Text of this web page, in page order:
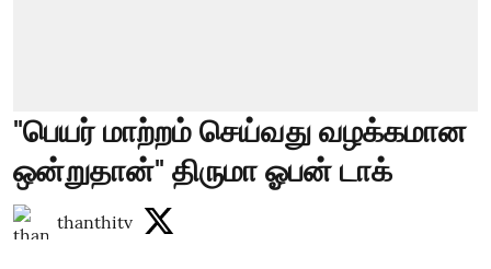
"பெயர் மாற்றம் செய்வது வழக்கமான
ஒன்றுதான்" திருமா ஓபன் டாக்
thanthitv